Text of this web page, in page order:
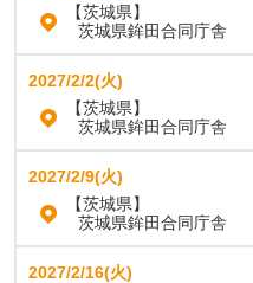
【茨城県】
茨城県鉾田合同庁舎
2027/2/2(火)
【茨城県】
茨城県鉾田合同庁舎
2027/2/9(火)
【茨城県】
茨城県鉾田合同庁舎
2027/2/16(火)